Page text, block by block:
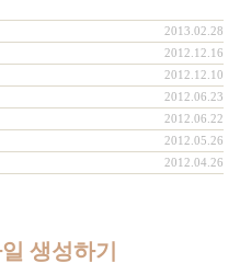
2013.02.28
2012.12.16
2012.12.10
2012.06.23
2012.06.22
2012.05.26
2012.04.26
생성하기